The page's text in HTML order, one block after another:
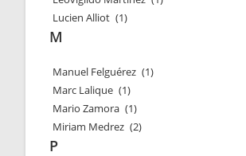
Lucien Alliot (1)
M
Manuel Felguérez (1)
Marc Lalique (1)
Mario Zamora (1)
Miriam Medrez (2)
P